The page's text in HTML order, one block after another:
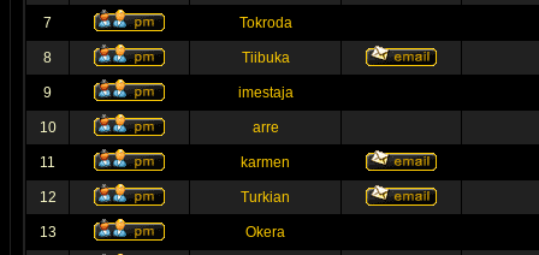
7 Tokroda
8 Tiibuka
9 imestaja
10 arre
11 karmen
12 Turkian
13 Okera